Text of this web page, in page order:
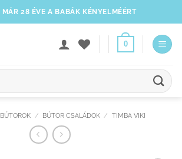
MÁR 28 ÉVE A BABÁK KÉNYELMÉÉRT
0
BÚTOROK / BÚTOR CSALÁDOK / TIMBA VIKI